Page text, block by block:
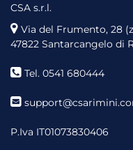
CSA s.r.l.
Via del Frumento, 28
47822 Santarcangelo di
Tel. 0541 680444
P.Iva IT01073830406